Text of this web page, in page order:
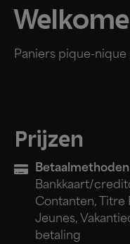
Paniers pique-
Prijzen
Betaalmethoden
Bankkaart/
Contanten, Titre
Jeunes,
betaling